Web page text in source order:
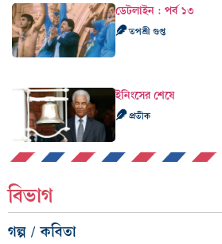
ডেটলাইন : পর্ব ১৩
তপশ্রী গুপ্ত
ইনিংসের শেষে
প্রতীক
বিভাগ
গল্প / কবিতা